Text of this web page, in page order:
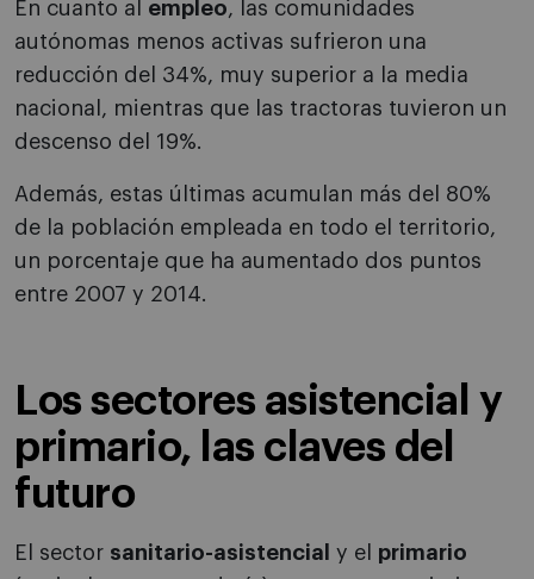
En cuanto al empleo, las comunidades
autónomas menos activas sufrieron una
reducción del 34%, muy superior a la media
nacional, mientras que las tractoras tuvieron un
descenso del 19%.
Además, estas últimas acumulan más del 80%
de la población empleada en todo el territorio,
un porcentaje que ha aumentado dos puntos
entre 2007 y 2014.
Los sectores asistencial y
primario, las claves del
futuro
El sector sanitario-asistencial y el primario